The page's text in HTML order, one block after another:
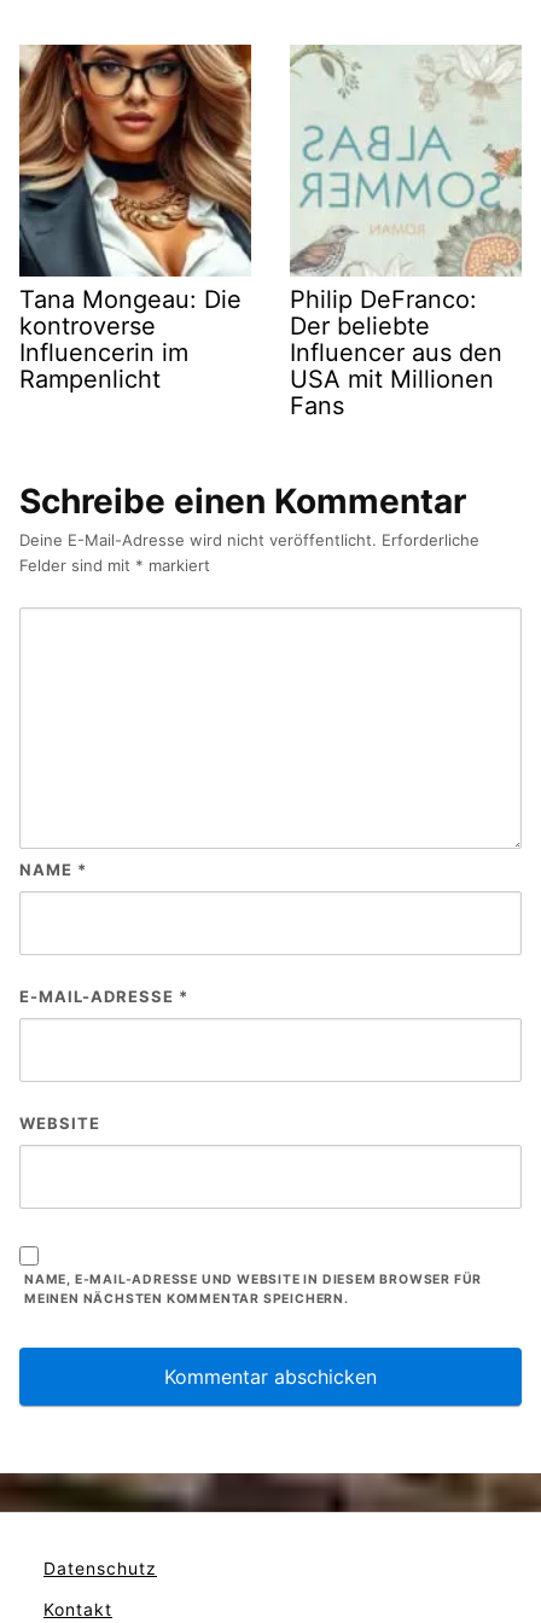
Tana Mongeau: Die
kontroverse
Influencerin im
Rampenlicht
Philip DeFranco:
Der beliebte
Influencer aus den
USA mit Millionen
Fans
Schreibe einen Kommentar
Deine E-Mail-Adresse wird nicht veröffentlicht. Erforderliche
Felder sind mit * markiert
NAME *
E-MAIL-ADRESSE *
WEBSITE
NAME, E-MAIL-ADRESSE UND WEBSITE IN DIESEM BROWSER FÜR
MEINEN NÄCHSTEN KOMMENTAR SPEICHERN.
Datenschutz
Kontakt